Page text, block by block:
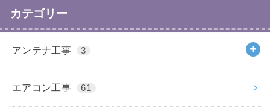
カテゴリー
アンテナ工事 3
エアコン工事 61